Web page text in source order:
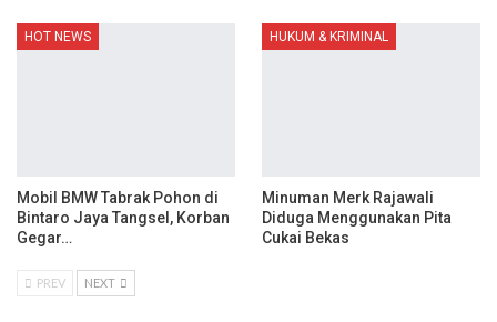
HOT NEWS
Mobil BMW Tabrak Pohon di
Bintaro Jaya Tangsel, Korban
Gegar…
HUKUM & KRIMINAL
Minuman Merk Rajawali
Diduga Menggunakan Pita
Cukai Bekas
PREV NEXT